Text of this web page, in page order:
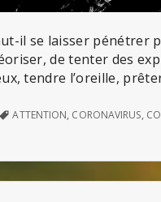
il se laisser pénétrer
de tenter des
tendre l’oreille,
ATTENTION, CORONAVIRUS,